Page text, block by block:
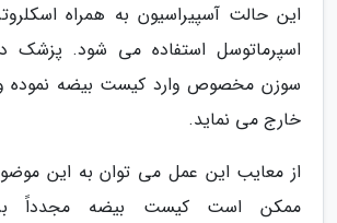
این حالت آسپیراسیون به همراه
اسپرماتوسل استفاده می شود.
سوزن مخصوص وارد کیست بیضه نموده
خارج می نماید.
از معایب این عمل می توان به این
ممکن است کیست بیضه مجدداً